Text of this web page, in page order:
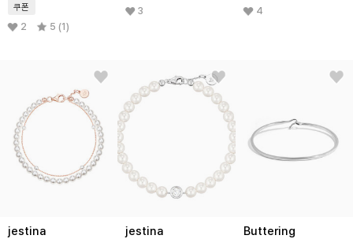
쿠폰
2 5 (1)
3 4
jestina jestina Buttering